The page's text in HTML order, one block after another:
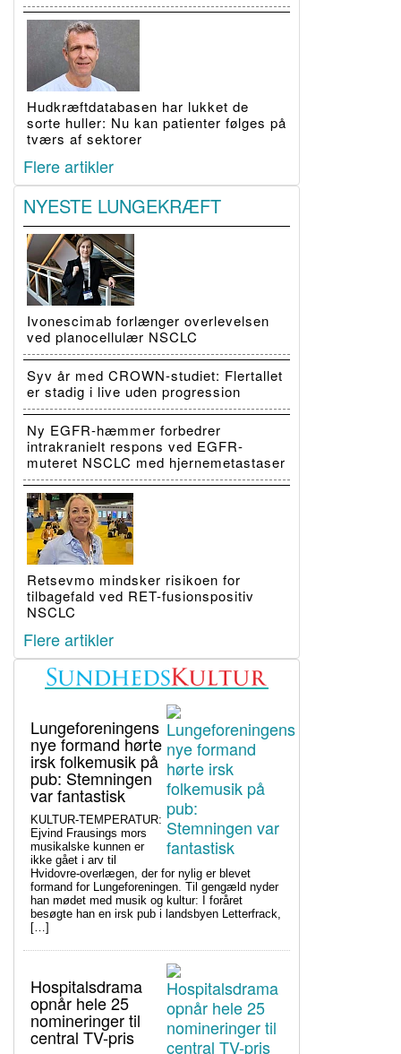
Hudkræftdatabasen har lukket de
sorte huller: Nu kan patienter følges på
tværs af sektorer
Flere artikler
NYESTE LUNGEKRÆFT
Ivonescimab forlænger overlevelsen
ved planocellulær NSCLC
Syv år med CROWN-studiet: Flertallet
er stadig i live uden progression
Ny EGFR-hæmmer forbedrer
intrakranielt respons ved EGFR-
muteret NSCLC med hjernemetastaser
Retsevmo mindsker risikoen for
tilbagefald ved RET-fusionspositiv
NSCLC
Flere artikler
Lungeforeningens
nye formand hørte
irsk folkemusik på
pub: Stemningen
var fantastisk
KULTUR-TEMPERATUR:
Ejvind Frausings mors
musikalske kunnen er
ikke gået i arv til
Hvidovre-overlægen, der for nylig er blevet
formand for Lungeforeningen. Til gengæld nyder
han mødet med musik og kultur: I foråret
besøgte han en irsk pub i landsbyen Letterfrack,
[…]
Hospitalsdrama
opnår hele 25
nomineringer til
central TV-pris